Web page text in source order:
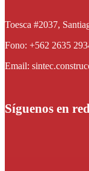
Toesca #2037,
Fono: +562 2635
Email:
Síguenos en